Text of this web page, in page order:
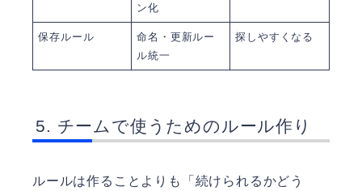
ン化
保存ルール
命名・更新ルー
ル統一
探しやすくなる
チームで使うためのルール作り
ルールは作ることよりも「続けられるかどう